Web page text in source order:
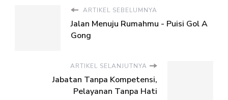
ARTIKEL SEBELUMNYA
Jalan Menuju Rumahmu - Puisi Gol A
Gong
ARTIKEL SELANJUTNYA
Jabatan Tanpa Kompetensi,
Pelayanan Tanpa Hati